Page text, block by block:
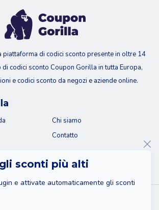
sconti più alti
e attivate automaticamente gli sconti
piattaforma di codici sconto presente in oltre 14
codici sconto Coupon Gorilla in tutta Europa,
e codici sconto da negozi e aziende online.
Chi siamo
Contatto